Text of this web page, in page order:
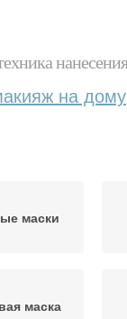
нанесения
на дому
маски
маска